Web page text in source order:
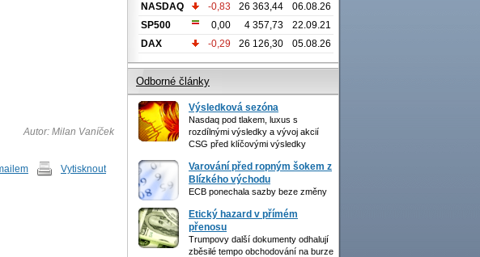
Autor: Milan Vaníček
Vytisknout
NASDAQ
-0,83 26 363,44
06.08.26
SP500
0,00 4 357,73
22.09.21
DAX
-0,29 26 126,30 05.08.26
Odborné články
Výsledková sezóna
Nasdaq pod tlakem, luxus s
rozdílnými výsledky a vývoj akcií
CSG před klíčovými výsledky
Varování před ropným šokem z
Blízkého východu
ECB ponechala sazby beze změny
Etický hazard v přímém
přenosu
Trumpovy další dokumenty odhalují
zběsilé tempo obchodování na burze